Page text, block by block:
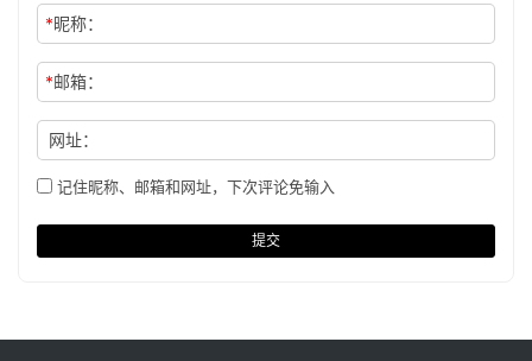
*昵称：
*邮箱：
网址：
记住昵称、邮箱和网址，下次评论免输入
提交